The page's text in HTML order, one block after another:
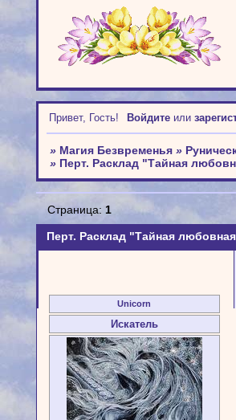
Привет, Гость! Войдитеили
» Магия Безвременья »
» Перт. Расклад "Тайная
Перт. Расклад "Тайная
Страница: 1
Unicorn
Искатель